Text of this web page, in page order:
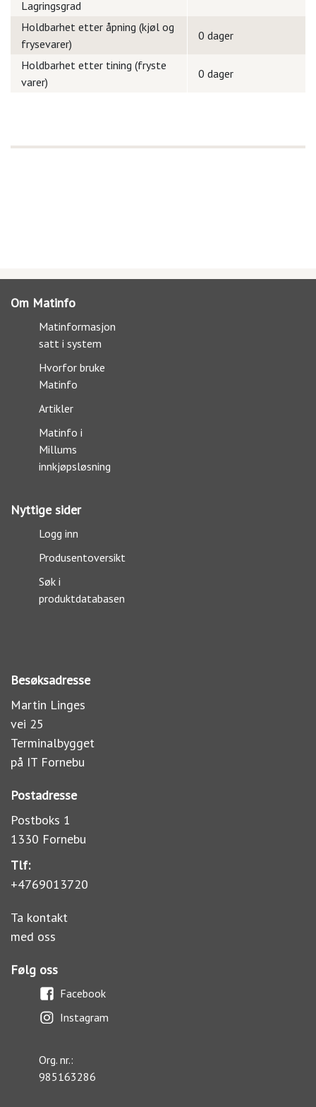
Lagringsgrad
Holdbarhet etter åpning (kjøl og
frysevarer)
0 dager
Holdbarhet etter tining (fryste
varer)
0 dager
Om Matinfo
Matinformasjon
satt i system
Hvorfor bruke
Matinfo
Artikler
Matinfo i
Millums
innkjøpsløsning
Nyttige sider
Logg inn
Produsentoversikt
Søk i
produktdatabasen
Besøksadresse
Martin Linges
vei 25
Terminalbygget
på IT Fornebu
Postadresse
Postboks 1
1330 Fornebu
Tlf:
+4769013720
Ta kontakt
med oss
Følg oss
Facebook
Instagram
Org. nr.:
985163286